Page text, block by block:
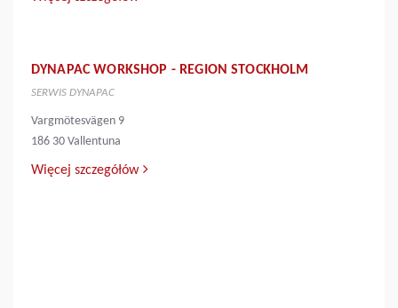
DYNAPAC WORKSHOP - REGION STOCKHOLM
SERWIS DYNAPAC
Vargmötesvägen 9
186 30 Vallentuna
Więcej szczegółów